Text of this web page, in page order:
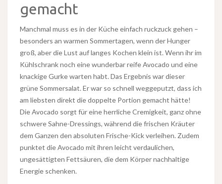
gemacht
Manchmal muss es in der Küche einfach ruckzuck gehen –
besonders an warmen Sommertagen, wenn der Hunger
groß, aber die Lust auf langes Kochen klein ist. Wenn ihr im
Kühlschrank noch eine wunderbar reife Avocado und eine
knackige Gurke warten habt. Das Ergebnis war dieser
grüne Sommersalat. Er war so schnell weggeputzt, dass ich
am liebsten direkt die doppelte Portion gemacht hätte!
Die Avocado sorgt für eine herrliche Cremigkeit, ganz ohne
schwere Sahne-Dressings, während die frischen Kräuter
dem Ganzen den absoluten Frische-Kick verleihen. Zudem
punktet die Avocado mit ihren leicht verdaulichen,
ungesättigten Fettsäuren, die dem Körper nachhaltige
Energie schenken.